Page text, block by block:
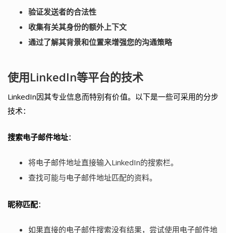
验证发送者的合法性
收集有关其身份的额外上下文
通过了解其背景和位置来增强您的沟通策略
使用LinkedIn等平台的技术
LinkedIn因其专业信息而特别有价值。以下是一些可采用的分步
技术：
搜索电子邮件地址：
将电子邮件地址直接输入LinkedIn的搜索栏。
查找可能与电子邮件地址匹配的资料。
昵称匹配：
如果直接的电子邮件搜索没有结果，尝试使用电子邮件地